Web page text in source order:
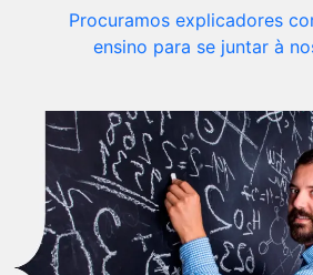
Procuramos explicadores
ensino para se juntar à